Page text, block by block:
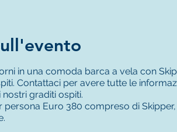
in una comoda barca a vela con
Contattaci per avere tutte le
nostri graditi ospiti.
persona Euro 380 compreso di